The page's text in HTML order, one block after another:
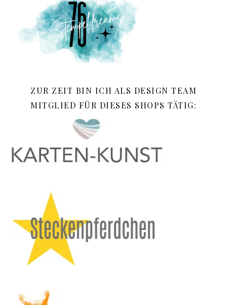
ZUR ZEIT BIN ICH ALS DESIGN TEAM
MITGLIED FÜR DIESES SHOPS TÄTIG: